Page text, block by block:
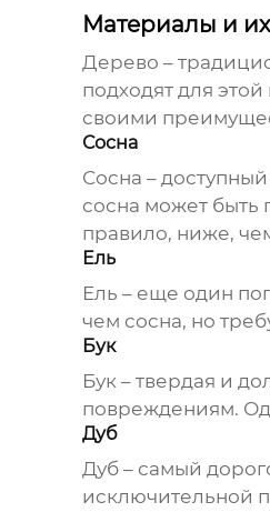
Материалы и
Дерево –
подходят для
своими
Сосна
Сосна –
сосна может быть
правило, ниже,
Ель
Ель – еще один
чем сосна, но
Бук
Бук – твердая и
повреждениям.
Дуб
Дуб – самый
исключительной